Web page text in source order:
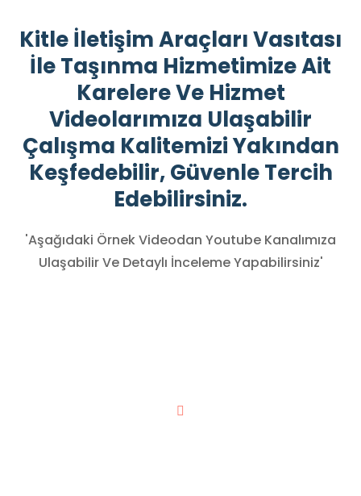
Kitle İletişim Araçları Vasıtası
İle Taşınma Hizmetimize Ait
Karelere Ve Hizmet
Videolarımıza Ulaşabilir
Çalışma Kalitemizi Yakından
Keşfedebilir, Güvenle Tercih
Edebilirsiniz.
'Aşağıdaki Örnek Videodan Youtube Kanalımıza
Ulaşabilir Ve Detaylı İnceleme Yapabilirsiniz'